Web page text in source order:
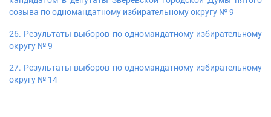
созыва по одномандатному избирательному округу № 9
26. Результаты выборов по одномандатному избирательному
округу № 9
27. Результаты выборов по одномандатному избирательному
округу № 14